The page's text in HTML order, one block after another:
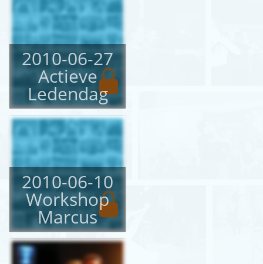
English
Login
2010-06-27
Actieve
Ledendag
2010-06-10
Workshop
Marcus